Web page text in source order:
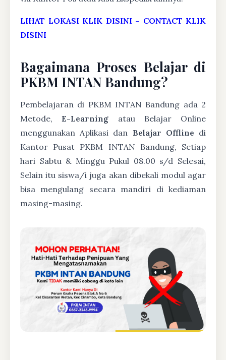
LIHAT LOKASI KLIK DISINI – CONTACT KLIK
DISINI
Bagaimana Proses Belajar di
PKBM INTAN Bandung?
Pembelajaran di PKBM INTAN Bandung ada 2
Metode,E-Learning atau Belajar Online
menggunakan Aplikasi dan Belajar Offline di
Kantor Pusat PKBM INTAN Bandung, Setiap
hari Sabtu & Minggu Pukul 08.00 s/d Selesai,
Selain itu siswa/i juga akan dibekali modul agar
bisa mengulang secara mandiri di kediaman
masing-masing.